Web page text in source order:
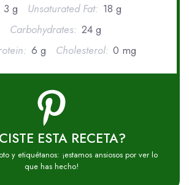
3 g Unsaturated Fat: 18 g
Carbohydrates: 24 g
6 g Cholesterol: 0 mg
ESTA RECETA?
y etiquétanos: ¡estamos ansiosos por ver lo
que has hecho!